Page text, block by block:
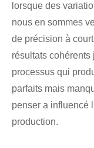
lorsque des
nous en sommes
de précision à
résultats cohérents
processus qui
parfaits mais
penser a influencé
production.